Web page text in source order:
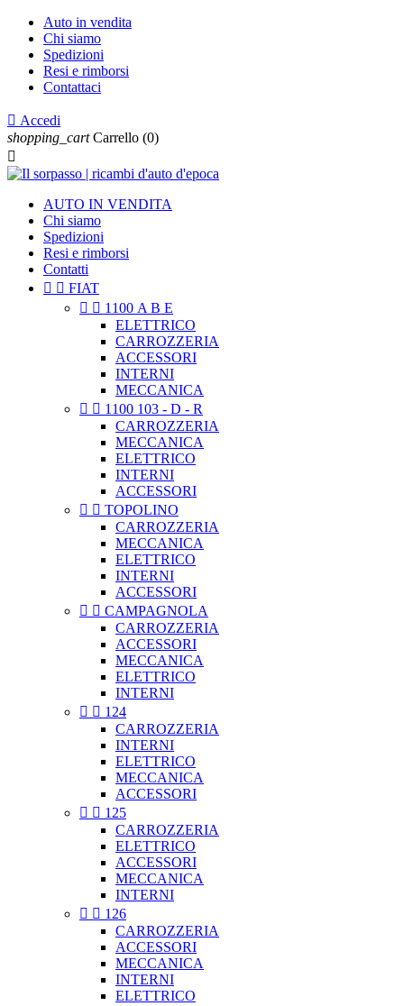
Auto in vendita
Chi siamo
Spedizioni
Resi e rimborsi
Contattaci
 Accedi
shopping_cart Carrello (0)

AUTO IN VENDITA
Chi siamo
Spedizioni
Resi e rimborsi
Contatti
  FIAT
  1100 A B E
ELETTRICO
CARROZZERIA
ACCESSORI
INTERNI
MECCANICA
  1100 103 - D - R
CARROZZERIA
MECCANICA
ELETTRICO
INTERNI
ACCESSORI
  TOPOLINO
CARROZZERIA
MECCANICA
ELETTRICO
INTERNI
ACCESSORI
  CAMPAGNOLA
CARROZZERIA
ACCESSORI
MECCANICA
ELETTRICO
INTERNI
  124
CARROZZERIA
INTERNI
ELETTRICO
MECCANICA
ACCESSORI
  125
CARROZZERIA
ELETTRICO
ACCESSORI
MECCANICA
INTERNI
  126
CARROZZERIA
ACCESSORI
MECCANICA
INTERNI
ELETTRICO